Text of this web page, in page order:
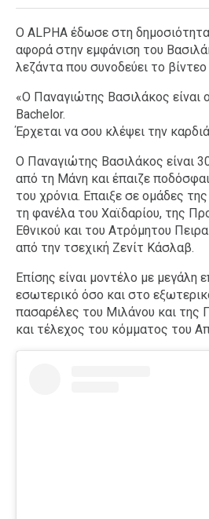
O ALPHA έδωσε στη
αφορά στην εμφάνιση του
λεζάντα που συνοδεύει το
«Ο Παναγιώτης Βασιλάκος
Bachelor.
Έρχεται να σου κλέψει την
Ο Παναγιώτης Βασιλάκος είναι
από τη Μάνη και έπαιζε
του χρόνια. Επαιξε σε ομάδες
τη φανέλα του Χαϊδαρίου, της
Εθνικού και του Ατρόμητου
από την τσεχική Ζενίτ Κάσλαβ.
Επίσης είναι μοντέλο με μεγάλη
εσωτερικό όσο και στο
πασαρέλες του Μιλάνου και της
και τέλεχος του κόμματος του